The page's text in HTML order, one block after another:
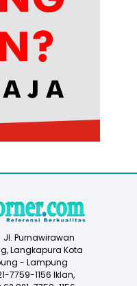
Jl. Purnawirawan
Langkapura Kota
- Lampung
7759-1156 Iklan,